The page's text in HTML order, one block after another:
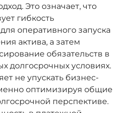
Это означает, что
гибкость
оперативного запуска
актива, а затем
обязательств в
долгосрочных условиях.
не упускать бизнес-
оптимизируя общие
перспективе.